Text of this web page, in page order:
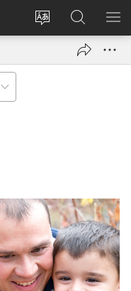
更
登
录
（打
搜
索
JW.ORG
显